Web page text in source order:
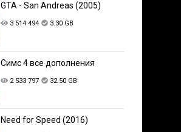
GTA - San Andreas (2005)
3 514 494 3.30 GB
Симс 4 все дополнения
2 533 797 32.50 GB
Need for Speed (2016)